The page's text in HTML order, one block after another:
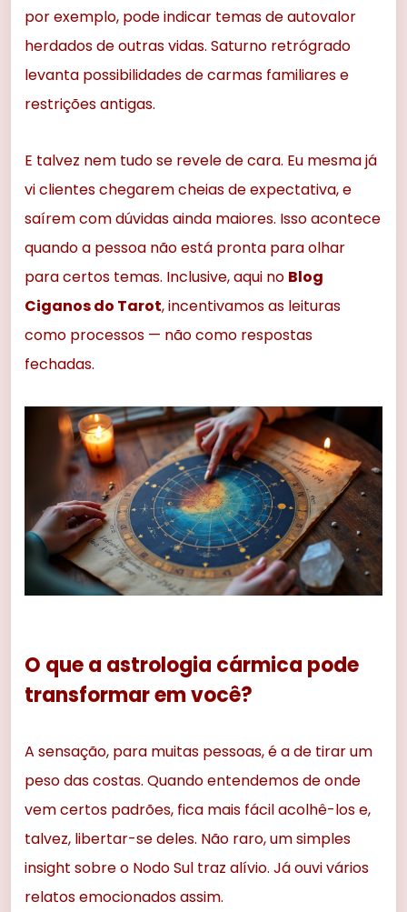
por exemplo, pode indicar temas de autovalor
herdados de outras vidas. Saturno retrógrado
levanta possibilidades de carmas familiares e
restrições antigas.
E talvez nem tudo se revele de cara. Eu mesma já
vi clientes chegarem cheias de expectativa, e
saírem com dúvidas ainda maiores. Isso acontece
quando a pessoa não está pronta para olhar
para certos temas. Inclusive, aqui no Blog
Ciganos do Tarot, incentivamos as leituras
como processos — não como respostas
fechadas.
O que a astrologia cármica pode
transformar em você?
A sensação, para muitas pessoas, é a de tirar um
peso das costas. Quando entendemos de onde
vem certos padrões, fica mais fácil acolhê-los e,
talvez, libertar-se deles. Não raro, um simples
insight sobre o Nodo Sul traz alívio. Já ouvi vários
relatos emocionados assim.